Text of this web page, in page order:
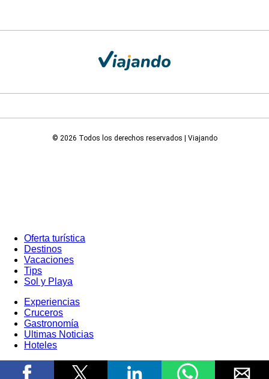
© 2026 Todos los derechos reservados | Viajando
Oferta turística
Destinos
Vacaciones
Tips
Sol y Playa
Experiencias
Cruceros
Gastronomía
Ultimas Noticias
Hoteles